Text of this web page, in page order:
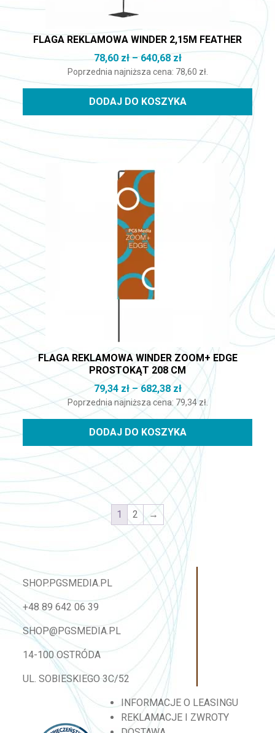
FLAGA REKLAMOWA WINDER 2,15M FEATHER
78,60 zł – 640,68 złZakres cen: od
Poprzednia najniższa cena: 78,60 zł.
DODAJ DO KOSZYKA
FLAGA REKLAMOWA WINDER ZOOM+ EDGE
PROSTOKĄT 208 CM
79,34 zł – 682,38 złZakres cen: od
Poprzednia najniższa cena: 79,34zł.
DODAJ DO KOSZYKA
Ten produkt ma wiele wariantów. Opcje można wybrać na
1 2 →
SHOP.PGSMEDIA.PL
+48 89 642 06 39
SHOP@PGSMEDIA.PL
14-100 OSTRÓDA
UL. SOBIESKIEGO 3C/52
INFORMACJE O LEASINGU
REKLAMACJE I ZWROTY